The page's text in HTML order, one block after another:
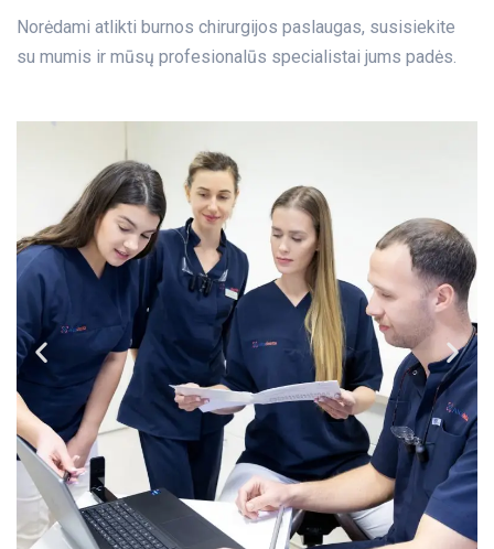
Norėdami atlikti burnos chirurgijos paslaugas, susisiekite
su mumis ir mūsų profesionalūs specialistai jums padės.